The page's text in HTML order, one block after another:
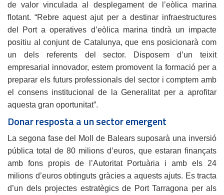
de valor vinculada al desplegament de l’eòlica marina
flotant. “Rebre aquest ajut per a destinar infraestructures
del Port a operatives d’eòlica marina tindrà un impacte
positiu al conjunt de Catalunya, que ens posicionarà com
un dels referents del sector. Disposem d’un teixit
empresarial innovador, estem promovent la formació per a
preparar els futurs professionals del sector i comptem amb
el consens institucional de la Generalitat per a aprofitar
aquesta gran oportunitat”.
Donar resposta a un sector emergent
La segona fase del Moll de Balears suposarà una inversió
pública total de 80 milions d’euros, que estaran finançats
amb fons propis de l’Autoritat Portuària i amb els 24
milions d’euros obtinguts gràcies a aquests ajuts. Es tracta
d’un dels projectes estratègics de Port Tarragona per als